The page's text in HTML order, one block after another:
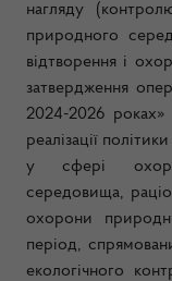
нагляду
природного
відтворення і
затвердження
2024-2026
реалізації
у сфері
середовища,
охорони
період,
екологічного